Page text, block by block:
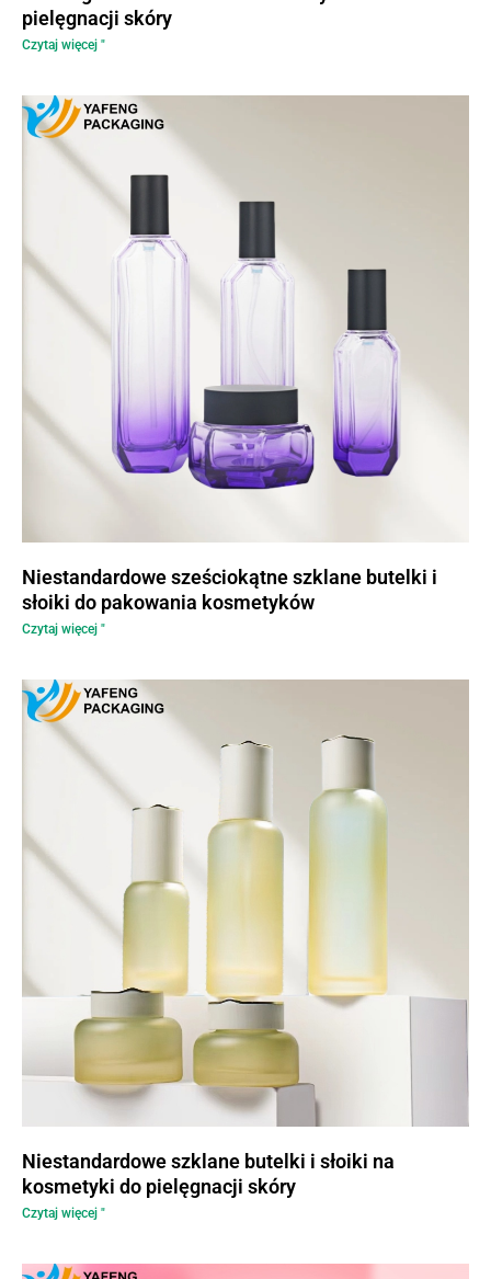
pielęgnacji skóry
Czytaj więcej "
Niestandardowe sześciokątne szklane butelki i
słoiki do pakowania kosmetyków
Czytaj więcej "
Niestandardowe szklane butelki i słoiki na
kosmetyki do pielęgnacji skóry
Czytaj więcej "